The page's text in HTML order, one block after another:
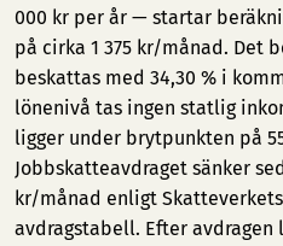
000 kr per år — startar
på cirka 1 375 kr/månad. Det
beskattas med 34,30 % i
lönenivå tas ingen statlig
ligger under brytpunkten på
Jobbskatteavdraget sänker
kr/månad enligt
avdragstabell. Efter avdragen